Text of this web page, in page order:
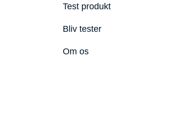
Test produkt
Bliv tester
Om os